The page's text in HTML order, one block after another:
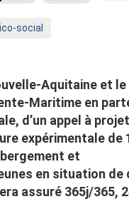
social
Aquitaine et le
Maritime en
d’un appel à
expérimentale de
et
en situation de
assuré 365j/365,